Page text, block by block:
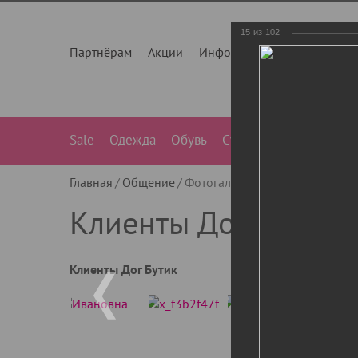
Партнёрам Акции Инфо О нас
Sale Одежда Обувь Сумки
Главная Общение Фотогалерея
Клиенты Дог Бутик
Клиенты Дог Бутик
15 из 102